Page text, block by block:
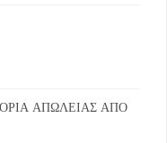
ΑΠΩΛΕΙΑΣ ΑΠΟ